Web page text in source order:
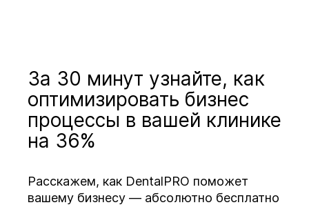
За 30 минут узнайте, как
оптимизировать бизнес
процессы в вашей клинике
на 36%
Расскажем, как DentalPRO поможет
вашему бизнесу — абсолютно бесплатно